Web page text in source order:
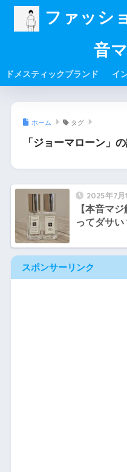
ファッシ
音
ドメスティックブランド イ
ホーム タグ
「ジョーマローン」
2025年7月
【本音マ
ってダサい
スポンサーリンク